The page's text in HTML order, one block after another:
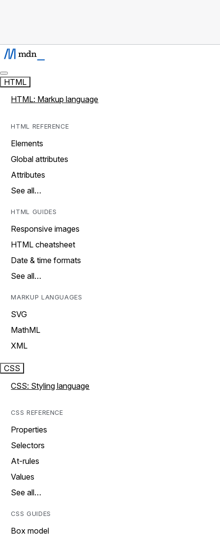
HTML
HTML: Markup language
HTML REFERENCE
Elements
Global attributes
Attributes
See all…
HTML GUIDES
Responsive images
HTML cheatsheet
Date & time formats
See all…
MARKUP LANGUAGES
SVG
MathML
XML
CSS
CSS: Styling language
CSS REFERENCE
Properties
Selectors
At-rules
Values
See all…
CSS GUIDES
Box model